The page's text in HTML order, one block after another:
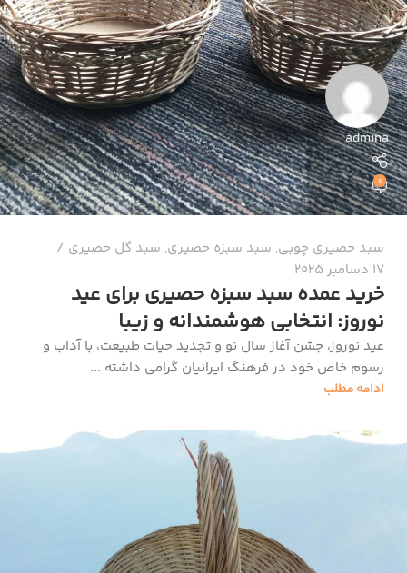
admina
0
سبد حصیری چوبی, سبد سبزه حصیری, سبد گل حصیری
17 دسامبر 2025
خرید عمده سبد سبزه حصیری برای عید
نوروز: انتخابی هوشمندانه و زیبا
عید نوروز، جشن آغاز سال نو و تجدید حیات طبیعت، با آداب و
رسوم خاص خود در فرهنگ ایرانیان گرامی داشته ...
ادامه مطلب